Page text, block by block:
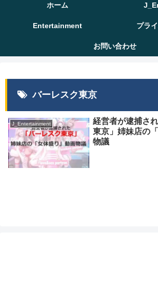
ホーム
Entertainment プラ
お問い合わせ
バーレスク東京
J_Entertainment
経営者が逮捕さ
東京」姉妹店の
物議